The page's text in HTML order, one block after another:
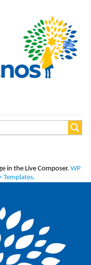
in the Live Composer. WP
Templates.